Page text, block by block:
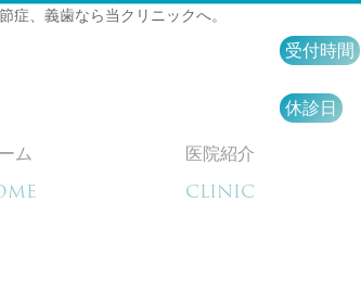
、義歯なら当クリニックへ。
受付時間
休診日
ム 医院紹介
CLINIC